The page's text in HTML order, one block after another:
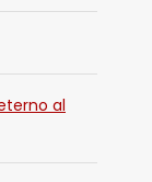
al